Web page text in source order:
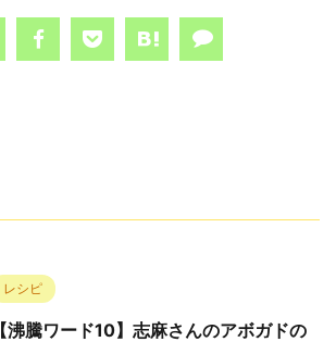
レシピ
【沸騰ワード10】志麻さんのアボガドの